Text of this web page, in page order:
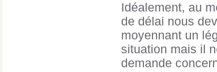
Idéalement, au
de délai nous
moyennant un
situation mais il
demande